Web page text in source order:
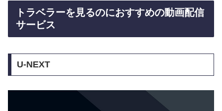
トラベラーを見るのにおすすめの動画配信
サービス
U-NEXT